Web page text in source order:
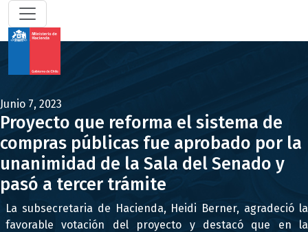
Junio 7, 2023
Proyecto que reforma el sistema de
compras públicas fue aprobado por la
unanimidad de la Sala del Senado y
pasó a tercer trámite
La subsecretaria de Hacienda, Heidi Berner, agradeció la
favorable votación del proyecto y destacó que en la